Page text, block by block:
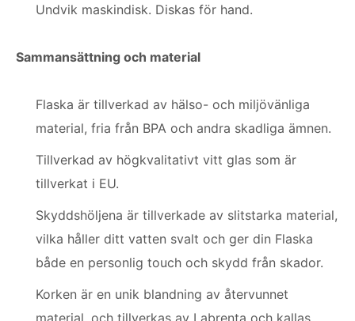
Undvik maskindisk. Diskas för hand.
Sammansättning och material
Flaska är tillverkad av hälso- och miljövänliga
material, fria från BPA och andra skadliga ämnen.
Tillverkad av högkvalitativt vitt glas som är
tillverkat i EU.
Skyddshöljena är tillverkade av slitstarka material,
vilka håller ditt vatten svalt och ger din Flaska
både en personlig touch och skydd från skador.
Korken är en unik blandning av återvunnet
material, och tillverkas av Labrenta och kallas